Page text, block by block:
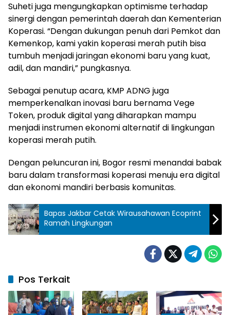
Suheti juga mengungkapkan optimisme terhadap
sinergi dengan pemerintah daerah dan Kementerian
Koperasi. “Dengan dukungan penuh dari Pemkot dan
Kemenkop, kami yakin koperasi merah putih bisa
tumbuh menjadi jaringan ekonomi baru yang kuat,
adil, dan mandiri,” pungkasnya.
Sebagai penutup acara, KMP ADNG juga
memperkenalkan inovasi baru bernama Vege
Token, produk digital yang diharapkan mampu
menjadi instrumen ekonomi alternatif di lingkungan
koperasi merah putih.
Dengan peluncuran ini, Bogor resmi menandai babak
baru dalam transformasi koperasi menuju era digital
dan ekonomi mandiri berbasis komunitas.
Bapas Jakbar Cetak Wirausahawan Ecoprint
Ramah Lingkungan
Pos Terkait